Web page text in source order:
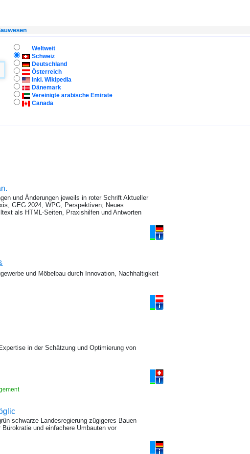
Weltweit
Schweiz
Deutschland
Österreich
inkl. Wikipedia
Dänemark
Vereinigte arabische Emirate
Canada
und Änderungen jeweils in roter Schrift Aktueller
GEG 2024, WPG, Perspektiven; Neues
als HTML-Seiten, Praxishilfen und Antworten
und Möbelbau durch Innovation, Nachhaltigkeit
in der Schätzung und Optimierung von
schwarze Landesregierung zügigeres Bauen
und einfachere Umbauten vor